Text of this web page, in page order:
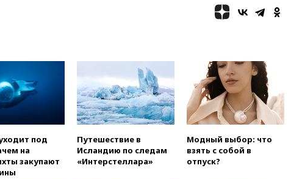
обсуждают координацию
усилий против наркотрафика
03:30
В Минстрое сравнили
качество жилья в Нью-Йорке и
России
02:30
Трамп попросил
в Госдепе, чтобы «вести
войну»
Мигрант погиб при
под
на
закупают
Путешествие в
Исландию по следам
«Интерстеллара»
Модный выбор: что
взять с собой в
отпуск?